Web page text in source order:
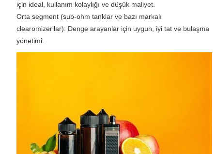
için ideal, kullanım kolaylığı ve düşük maliyet.
Orta segment (sub-ohm tanklar ve bazı markalı
clearomizer'lar): Denge arayanlar için uygun, iyi tat ve bulaşma
yönetimi.